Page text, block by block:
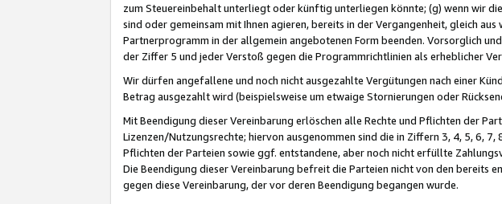
zum Steuereinbehalt unterliegt oder künftig unterliegen könnte; (g) wenn wir
sind oder gemeinsam mit Ihnen agieren, bereits in der Vergangenheit, gleich
Partnerprogramm in der allgemein angebotenen Form beenden. Vorsorglich
der Ziffer 5 und jeder Verstoß gegen die Programmrichtlinien als erheblicher
Wir dürfen angefallene und noch nicht ausgezahlte Vergütungen nach einer
Betrag ausgezahlt wird (beispielsweise um etwaige Stornierungen oder
Mit Beendigung dieser Vereinbarung erlöschen alle Rechte und Pflichten der
Lizenzen/Nutzungsrechte; hiervon ausgenommen sind die in Ziffern 3, 4, 5, 6,
Pflichten der Parteien sowie ggf. entstandene, aber noch nicht erfüllte
Die Beendigung dieser Vereinbarung befreit die Parteien nicht von den bereits
gegen diese Vereinbarung, der vor deren Beendigung begangen wurde.